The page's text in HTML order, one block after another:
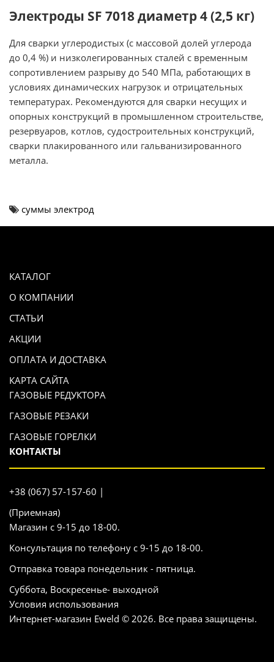
Электроды SF 7018 диаметр 4 (2,5 кг)
Для сварки углеродистых (с массовой долей углерода
до 0,4 %) и низколегированных сталей с временным
сопротивлением разрыву до 540 МПа, работающих в
условиях динамических нагрузок и отрицательных
температурах. Рекомендуются для сварки несущих и
опорных конструкций в промышленном строительстве,
резервуаров, котлов, судостроительных конструкций,
сварки плакированного или гальванизированного
металла.
суммы электрод
КАТАЛОГ
О КОМПАНИИ
СТАТЬИ
АКЦИИ
ОПЛАТА И ДОСТАВКА
КАРТА САЙТА
ГАЗОВЫЕ РЕДУКТОРА
ГАЗОВЫЕ РЕЗАКИ
ГАЗОВЫЕ ГОРЕЛКИ
КОНТАКТЫ
+38 (067) 57-157-60 |
(Приемная)
Магазин с 9-15 до 18-00.
Консультация по телефону с 9-15 до 18-00.
Отправка товара понедельник - пятница.
Суббота, Воскресенье- выходной
Условия использования
Интернет-магазин Eweld © 2026. Все права защищены.